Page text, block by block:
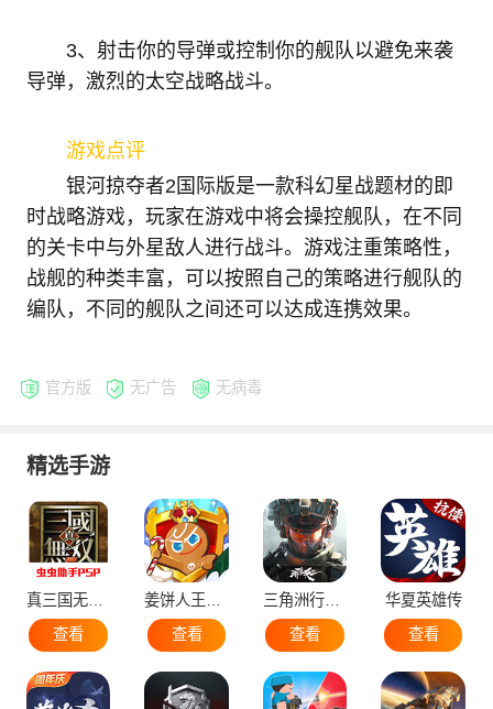
3、射击你的导弹或控制你的舰队以避免来袭
导弹，激烈的太空战略战斗。
游戏点评
银河掠夺者2国际版是一款科幻星战题材的即
时战略游戏，玩家在游戏中将会操控舰队，在不同
的关卡中与外星敌人进行战斗。游戏注重策略性，
战舰的种类丰富，可以按照自己的策略进行舰队的
编队，不同的舰队之间还可以达成连携效果。
官方版 无广告 无病毒
精选手游
真三国无双5
查看
姜饼人王国国际服
查看
三角洲行动手机版
查看
华夏英雄传
查看